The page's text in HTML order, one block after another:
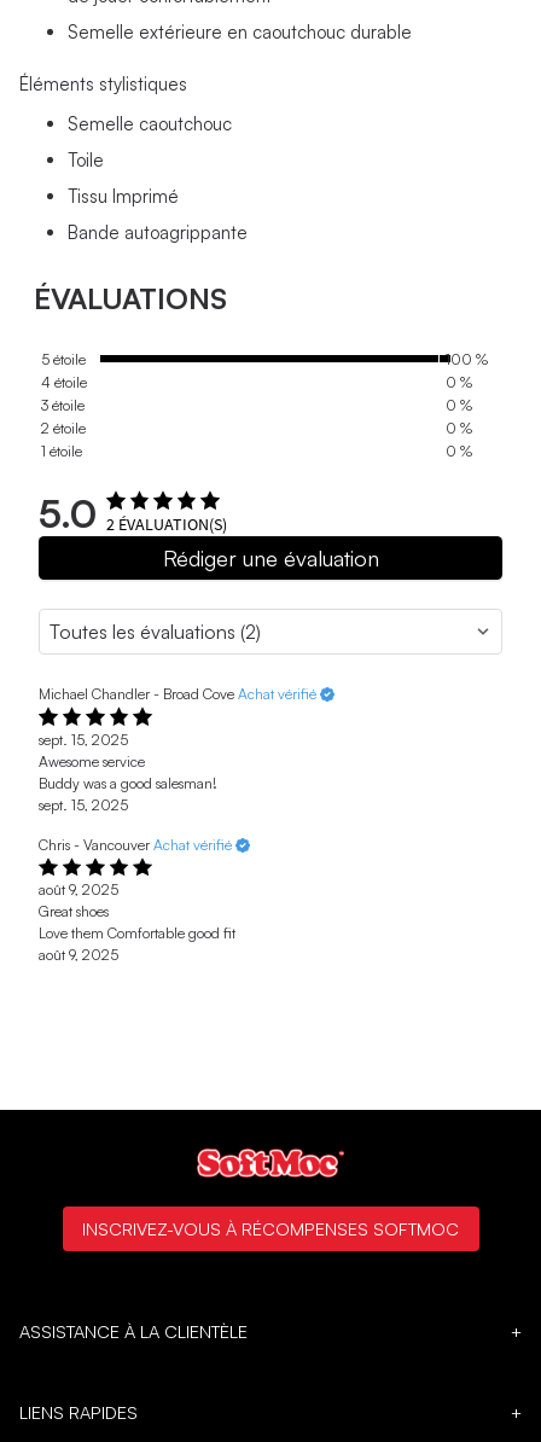
Semelle extérieure en caoutchouc durable
Éléments stylistiques
Semelle caoutchouc
Toile
Tissu Imprimé
Bande autoagrippante
ÉVALUATIONS
5 étoile
100 %
4 étoile
0 %
3 étoile
0 %
2 étoile
0 %
1 étoile
0 %
5.0 2 ÉVALUATION(S)
Rédiger une évaluation
Michael Chandler - Broad Cove Achat vérifié
sept. 15, 2025
Awesome service
Buddy was a good salesman!
sept. 15, 2025
Chris - Vancouver Achat vérifié
août 9, 2025
Great shoes
Love them Comfortable good fit
août 9, 2025
ASSISTANCE À LA CLIENTÈLE +
LIENS RAPIDES +
INSCRIVEZ-VOUS À RÉCOMPENSES SOFTMOC